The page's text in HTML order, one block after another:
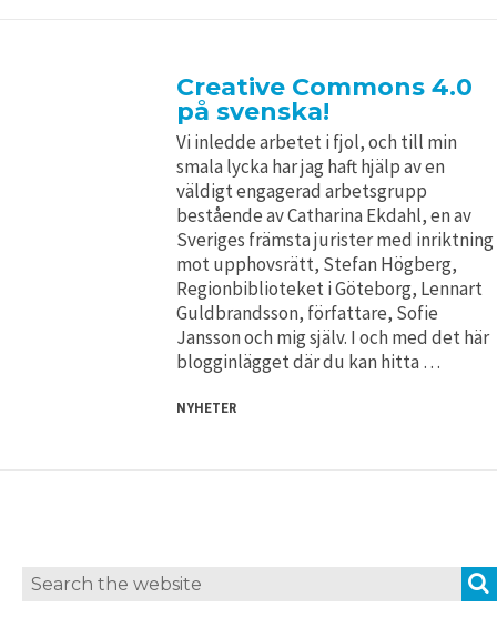
Creative Commons 4.0
på svenska!
Vi inledde arbetet i fjol, och till min
smala lycka har jag haft hjälp av en
väldigt engagerad arbetsgrupp
bestående av Catharina Ekdahl, en av
Sveriges främsta jurister med inriktning
mot upphovsrätt, Stefan Högberg,
Regionbiblioteket i Göteborg, Lennart
Guldbrandsson, författare, Sofie
Jansson och mig själv. I och med det här
blogginlägget där du kan hitta …
NYHETER
Search